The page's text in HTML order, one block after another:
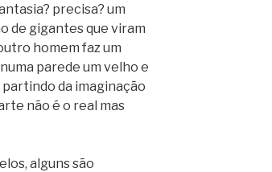
precisa? um
de gigantes que viram
homem faz um
parede um velho e
da imaginação
não é o real mas
alguns são